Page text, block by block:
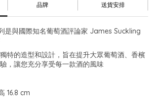
品牌 送貨安排
是與國際知名葡萄酒評論家 James Suckling
特的造型和設計，旨在提升大眾葡萄酒、香檳
，讓您充分享受每一款酒的風味
16.8 cm